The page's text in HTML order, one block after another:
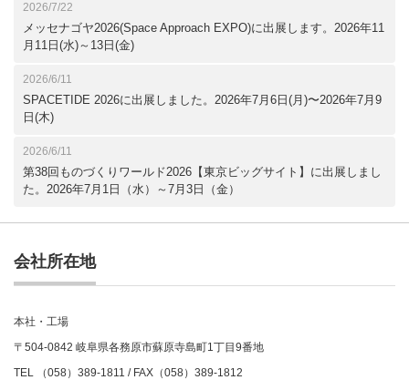
2026/7/22
メッセナゴヤ2026(Space Approach EXPO)に出展します。2026年11
月11日(水)～13日(金)
2026/6/11
SPACETIDE 2026に出展しました。2026年7月6日(月)〜2026年7月9
日(木)
2026/6/11
第38回ものづくりワールド2026【東京ビッグサイト】に出展しまし
た。2026年7月1日（水）～7月3日（金）
会社所在地
本社・工場
〒504-0842 岐阜県各務原市蘇原寺島町1丁目9番地
TEL （058）389-1811 / FAX（058）389-1812